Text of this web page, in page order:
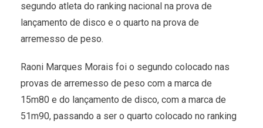
segundo atleta do ranking nacional na prova de
lançamento de disco e o quarto na prova de
arremesso de peso.
Raoni Marques Morais foi o segundo colocado nas
provas de arremesso de peso com a marca de
15m80 e do lançamento de disco, com a marca de
51m90, passando a ser o quarto colocado no ranking